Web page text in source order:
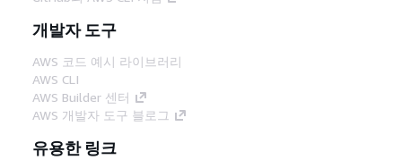
개발자 도구
AWS 코드 예시 라이브러리
AWS CLI
AWS Builder 센터
AWS 개발자 도구 블로그
유용한 링크